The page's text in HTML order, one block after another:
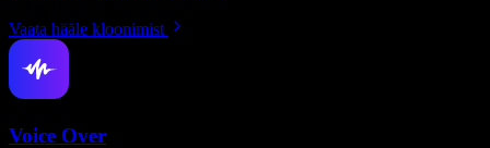
Vaata hääle kloonimist
Voice Over